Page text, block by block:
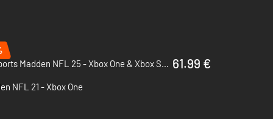
Spiele auf dem Spielfeld wie ein echter
und Körperbau für deinen Avatar, die am besten zu
deine Fähigkeitspunkte strategisch aus, um deinen
erworben werden kann.
EA Sports Madden NFL 25 - Xbox One & Xbox Series X|S 61.99 €
NFL 21 - Xbox One